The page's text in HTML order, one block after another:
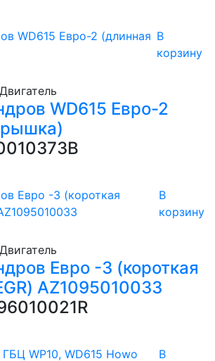
В
корзину
WD615 Евро-2
В
корзину
Евро -3 (короткая
AZ1095010033
В